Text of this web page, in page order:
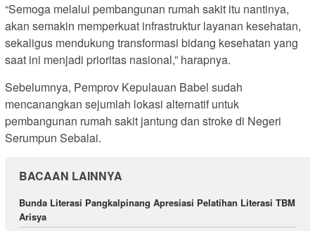
“Semoga melalui pembangunan rumah sakit itu nantinya,
akan semakin memperkuat infrastruktur layanan kesehatan,
sekaligus mendukung transformasi bidang kesehatan yang
saat ini menjadi prioritas nasional,” harapnya.
Sebelumnya, Pemprov Kepulauan Babel sudah
mencanangkan sejumlah lokasi alternatif untuk
pembangunan rumah sakit jantung dan stroke di Negeri
Serumpun Sebalai.
BACAAN LAINNYA
Bunda Literasi Pangkalpinang Apresiasi Pelatihan Literasi TBM
Arisya